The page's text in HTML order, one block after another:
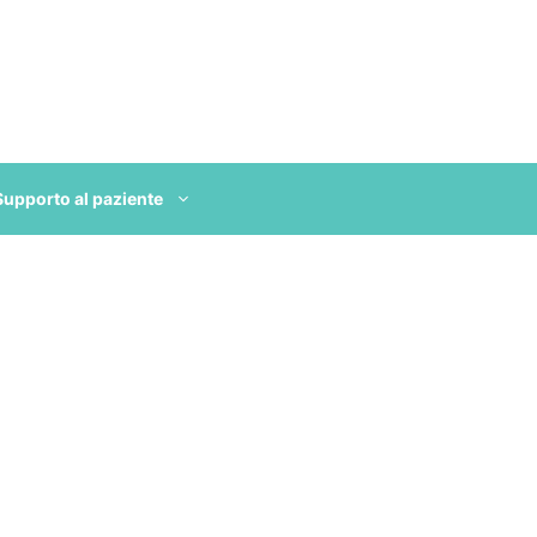
al paziente